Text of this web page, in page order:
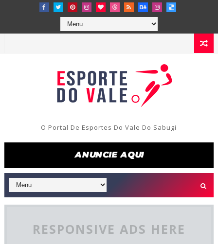
O Portal De Esportes Do Vale Do Sabugi
RESPONSIVE ADS HERE